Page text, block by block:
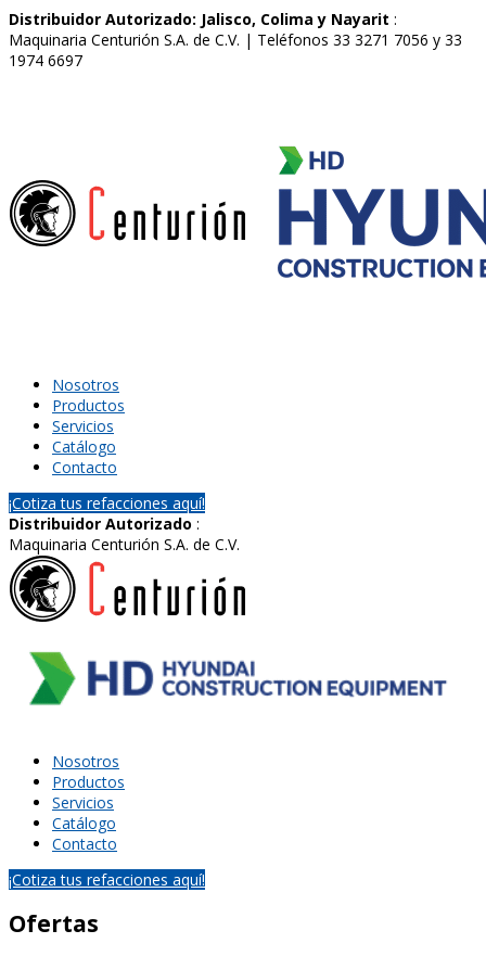
Distribuidor Autorizado: Jalisco, Colima y Nayarit :
Maquinaria Centurión S.A. de C.V. | Teléfonos 33 3271 7056 y 33
1974 6697
Nosotros
Productos
Servicios
Catálogo
Contacto
¡Cotiza tus refacciones aquí!
Distribuidor Autorizado :
Maquinaria Centurión S.A. de C.V.
Nosotros
Productos
Servicios
Catálogo
Contacto
¡Cotiza tus refacciones aquí!
Ofertas